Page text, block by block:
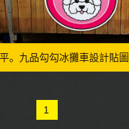
。九品勾勾冰攤車設計貼圖
1